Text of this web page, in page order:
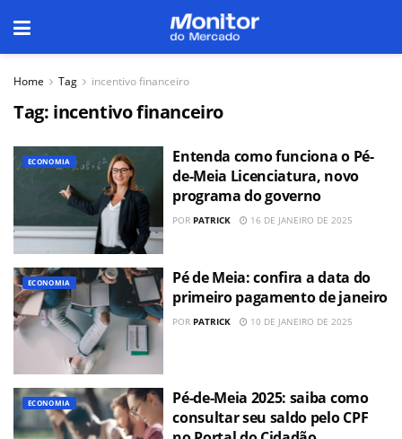
Home Tag incentivo financeiro
Tag: incentivo financeiro
ECONOMIA
Entenda como funciona o Pé-
de-Meia Licenciatura, novo
programa do governo
POR PATRICK 16 DE JANEIRO DE 2025
ECONOMIA
Pé de Meia: confira a data do
primeiro pagamento de janeiro
POR PATRICK 10 DE JANEIRO DE 2025
ECONOMIA
Pé-de-Meia 2025: saiba como
consultar seu saldo pelo CPF